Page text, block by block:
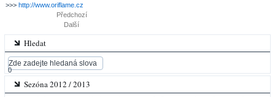
>>>http://www.oriflame.cz
Předchozí
Další
Hledat
0
Sezóna 2012 / 2013